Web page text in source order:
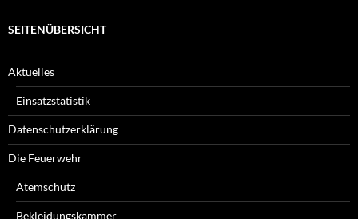
SEITENÜBERSICHT
Aktuelles
Einsatzstatistik
Datenschutzerklärung
Die Feuerwehr
Atemschutz
Bekleidungskammer